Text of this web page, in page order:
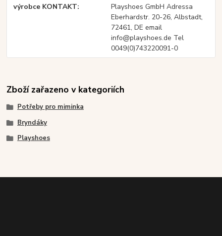
výrobce KONTAKT
Playshoes GmbH Adressa
Eberhardstr. 20-26, Albstadt,
72461, DE email
info@playshoes.de Tel
0049(0)743220091-0
Zboží zařazeno v kategoriích
Potřeby pro miminka
Bryndáky
Playshoes